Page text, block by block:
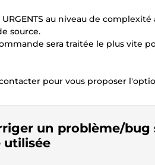
au niveau de
source.
sera traitée le plus vite
contacter pour vous proposer
un problème/
utilisée